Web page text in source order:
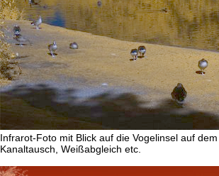
Infrarot-Foto mit Blick auf die Vogelinsel auf
Kanaltausch, Weißabgleich etc.